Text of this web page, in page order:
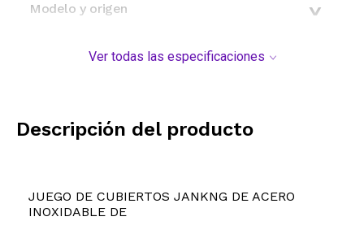
Modelo y origen
Ver todas las especificaciones
Descripción del producto
JUEGO DE CUBIERTOS JANKNG DE ACERO
INOXIDABLE DE